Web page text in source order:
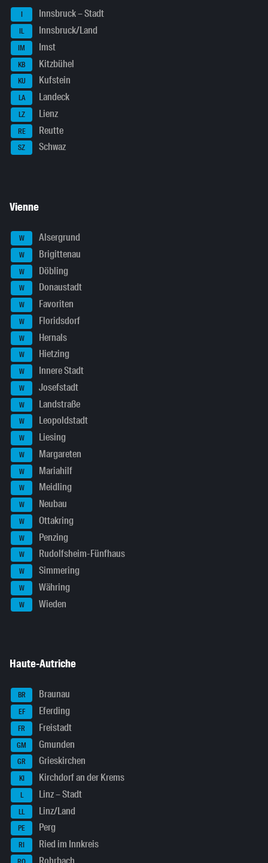
I Innsbruck – Stadt
IL Innsbruck/Land
IM Imst
KB Kitzbühel
KU Kufstein
LA Landeck
LZ Lienz
RE Reutte
SZ Schwaz
Vienne
W Alsergrund
W Brigittenau
W Döbling
W Donaustadt
W Favoriten
W Floridsdorf
W Hernals
W Hietzing
W Innere Stadt
W Josefstadt
W Landstraße
W Leopoldstadt
W Liesing
W Margareten
W Mariahilf
W Meidling
W Neubau
W Ottakring
W Penzing
W Rudolfsheim-Fünfhaus
W Simmering
W Währing
W Wieden
Haute-Autriche
BR Braunau
EF Eferding
FR Freistadt
GM Gmunden
GR Grieskirchen
KI Kirchdorf an der Krems
L Linz – Stadt
LL Linz/Land
PE Perg
RI Ried im Innkreis